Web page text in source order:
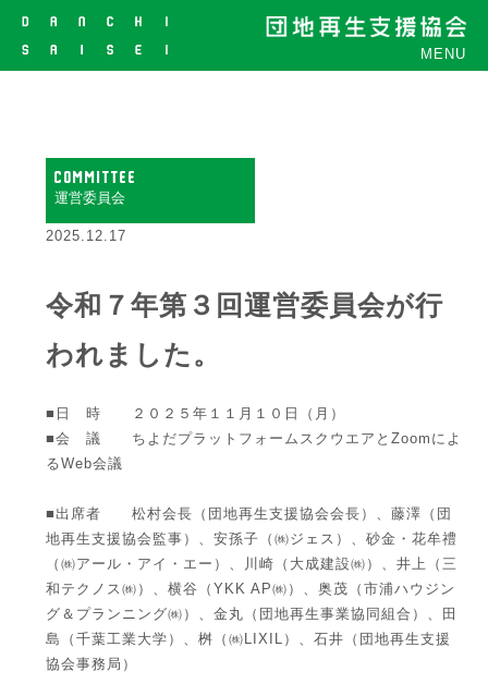
MENU
COMMITTEE
運営委員会
2025.12.17
令和７年第３回運営委員会が行
われました。
■日 時 ２０２５年１１月１０日（月）
■会 議 ちよだプラットフォームスクウエアとZoomによ
るWeb会議
■出席者 松村会長（団地再生支援協会会長）、藤澤（団
地再生支援協会監事）、安孫子（㈱ジェス）、砂金・花牟禮
（㈱アール・アイ・エー）、川崎（大成建設㈱）、井上（三
和テクノス㈱）、横谷（YKK AP㈱）、奥茂（市浦ハウジン
グ＆プランニング㈱）、金丸（団地再生事業協同組合）、田
島（千葉工業大学）、桝（㈱LIXIL）、石井（団地再生支援
協会事務局）